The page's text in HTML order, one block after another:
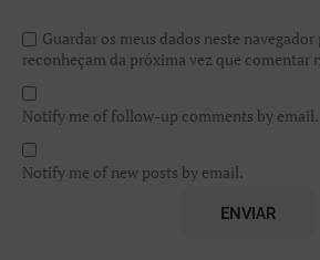
Guardar os meus dados neste navegador
reconheçam da próxima vez que comentar
Notify me of follow-up comments by email.
Notify me of new posts by email.